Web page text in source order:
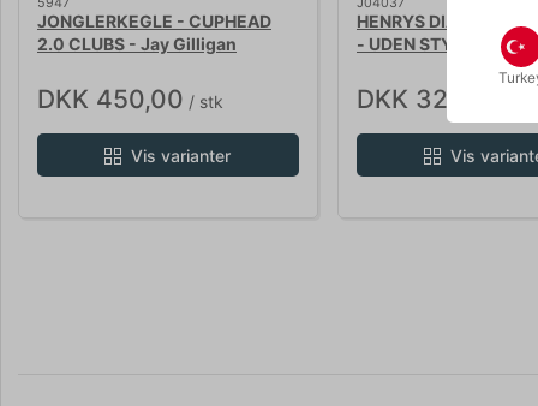
JONGLERKEGLE - CUPHEAD
2.0 CLUBS - Jay Gilligan
DKK 450,00 / stk
Vis varianter
HENRYS DIABOLO
- UDEN
DKK 329,00
Vis